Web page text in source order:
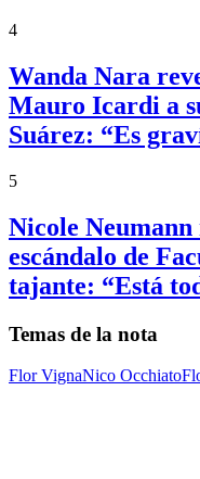
4
Wanda Nara
Mauro Icardi a
Suárez: “Es
5
Nicole
escándalo de
tajante: “Está
Temas de la nota
Flor VignaNico Occhiato